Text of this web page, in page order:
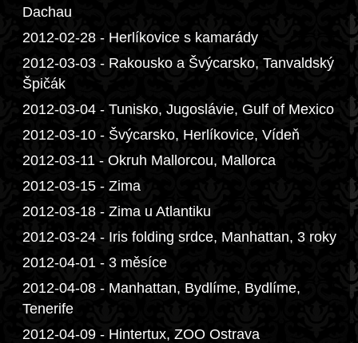
Dachau
2012-02-28 - Herlíkovice s kamarády
2012-03-03 - Rakousko a Švýcarsko, Tanvaldský
Špičák
2012-03-04 - Tunisko, Jugoslávie, Gulf of Mexico
2012-03-10 - Švýcarsko, Herlíkovice, Vídeň
2012-03-11 - Okruh Mallorcou, Mallorca
2012-03-15 - Zima
2012-03-18 - Zima u Atlantiku
2012-03-24 - Iris folding srdce, Manhattan, 3 roky
2012-04-01 - 3 měsíce
2012-04-08 - Manhattan, Bydlíme, Bydlíme,
Tenerife
2012-04-09 - Hintertux, ZOO Ostrava